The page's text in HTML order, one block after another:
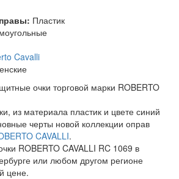
Пластик
Cavalli
очки торговой марки ROBERTO
из материала пластик и цвете синий
черты новой коллекции оправ
CAVALLI.
ROBERTO CAVALLI RC 1069 в
или любом другом регионе
цене.